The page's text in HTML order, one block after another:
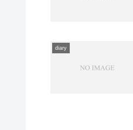
diary